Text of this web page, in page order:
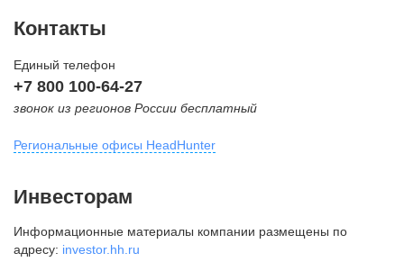
Контакты
Единый телефон
+7 800 100-64-27
звонок из регионов России бесплатный
Региональные офисы HeadHunter
внутригородская территория
Муниципальный округ Тверской,
2-я Брестская ул., д. 48,
Инвесторам
Информационные материалы компании размещены по
адресу: investor.hh.ru